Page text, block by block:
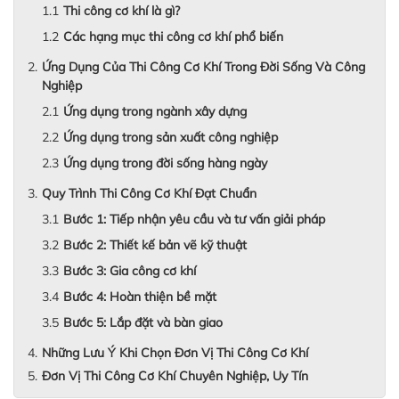
Thi công cơ khí là gì?
Các hạng mục thi công cơ khí phổ biến
Ứng Dụng Của Thi Công Cơ Khí Trong Đời Sống Và Công
Nghiệp
Ứng dụng trong ngành xây dựng
Ứng dụng trong sản xuất công nghiệp
Ứng dụng trong đời sống hàng ngày
Quy Trình Thi Công Cơ Khí Đạt Chuẩn
Bước 1: Tiếp nhận yêu cầu và tư vấn giải pháp
Bước 2: Thiết kế bản vẽ kỹ thuật
Bước 3: Gia công cơ khí
Bước 4: Hoàn thiện bề mặt
Bước 5: Lắp đặt và bàn giao
Những Lưu Ý Khi Chọn Đơn Vị Thi Công Cơ Khí
Đơn Vị Thi Công Cơ Khí Chuyên Nghiệp, Uy Tín